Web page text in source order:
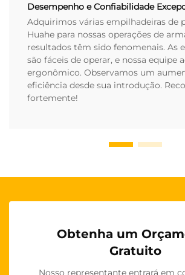
Desempenho e Confiabilidade
Adquirimos várias empilhadeiras de
Huahe para nossas operações de
resultados têm sido fenomenais. As
são fáceis de operar, e nossa equipe
ergonômico. Observamos um
eficiência desde sua introdução.
fortemente!
Obtenha um
Gratuito
Nosso representante entrará em